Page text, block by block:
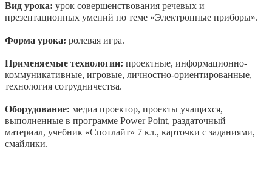
Вид урока: урок cовершенствования речевых и
презентационных умений по теме «Электронные приборы».
Форма урока: ролевая игра.
Применяемые технологии: проектные, информационно-
коммуникативные, игровые, личностно-ориентированные,
технология сотрудничества.
Оборудование: медиа проектор, проекты учащихся,
выполненные в программе Power Point, раздаточный
материал, учебник «Спотлайт» 7 кл., карточки с заданиями,
смайлики.